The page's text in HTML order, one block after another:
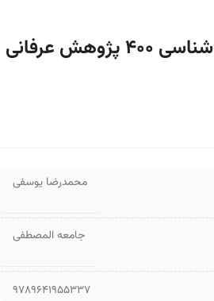
عرفان پژوهی کتاب‌شناسی ۴۰۰ پژوهش عرفانی
محمدرضا یوسفی
جامعه المصطفی
9789641955337